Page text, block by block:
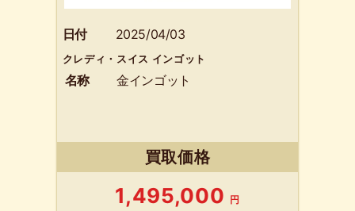
日付 2025/04/03
クレディ・スイス インゴット
名称 金インゴット
買取価格
1,495,000 円